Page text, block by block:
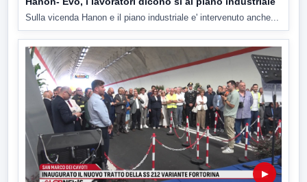
Sulla vicenda Hanon e il piano industriale e' intervenuto anche...
▶